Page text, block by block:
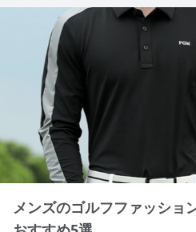
メンズのゴルフファッショ